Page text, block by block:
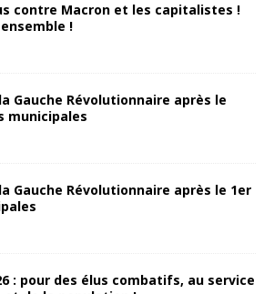
contre Macron et les capitalistes !
!
Gauche Révolutionnaire après le
municipales
Gauche Révolutionnaire après le 1er
: pour des élus combatifs, au service